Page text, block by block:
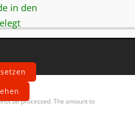
in den
be processed. The amount to